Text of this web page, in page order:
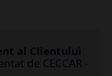
al Clientului
de CECCAR -